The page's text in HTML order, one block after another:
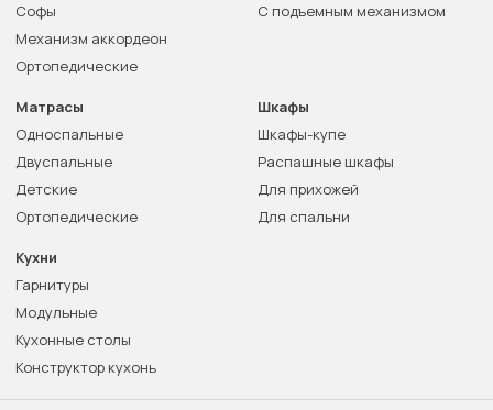
Софы
Механизм аккордеон
Ортопедические
С подъемным механизмом
Матрасы
Односпальные
Двуспальные
Детские
Ортопедические
Шкафы
Шкафы-купе
Распашные шкафы
Для прихожей
Для спальни
Кухни
Гарнитуры
Модульные
Кухонные столы
Конструктор кухонь